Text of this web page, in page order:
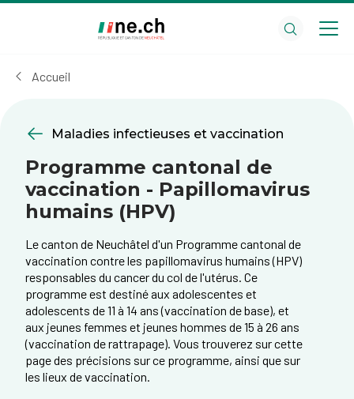
cookies
Accueil
Maladies infectieuses et vaccination
Programme cantonal de
vaccination - Papillomavirus
humains (HPV)
Le canton de Neuchâtel d'un Programme cantonal de
vaccination contre les papillomavirus humains (HPV)
responsables du cancer du col de l'utérus. Ce
programme est destiné aux adolescentes et
adolescents de 11 à 14 ans (vaccination de base), et
aux jeunes femmes et jeunes hommes de 15 à 26 ans
(vaccination de rattrapage). Vous trouverez sur cette
page des précisions sur ce programme, ainsi que sur
les lieux de vaccination.